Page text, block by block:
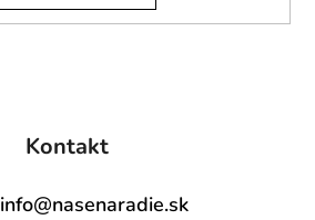
Kontakt
info@nasenaradie.sk